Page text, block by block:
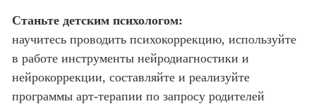
программирования
Школа психологии
Школа мастеров
сайтов)
Профессия
Интернет-
маркетолог
Станьте детским психологом:
научитесь проводить психокоррекцию, используйте
в работе инструменты нейродиагностики и
нейрокоррекции, составляйте и реализуйте
программы арт-терапии по запросу родителей